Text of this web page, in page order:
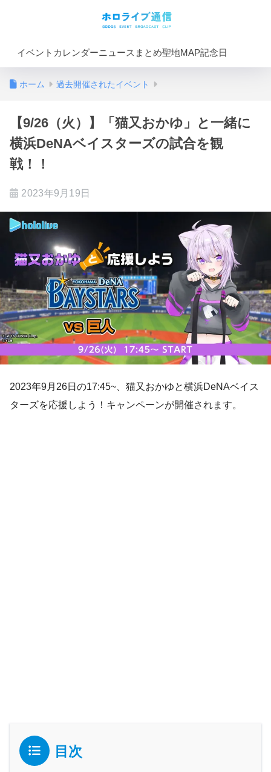
イベントカレンダーニュースまとめ聖地MAP記念日
ホーム 過去開催されたイベント
【9/26（火）】「猫又おかゆ」と一緒に
横浜DeNAベイスターズの試合を観
戦！！
2023年9月19日
2023年9月26日の17:45~、猫又おかゆと横浜DeNAベイス
ターズを応援しよう！キャンペーンが開催されます。
目次